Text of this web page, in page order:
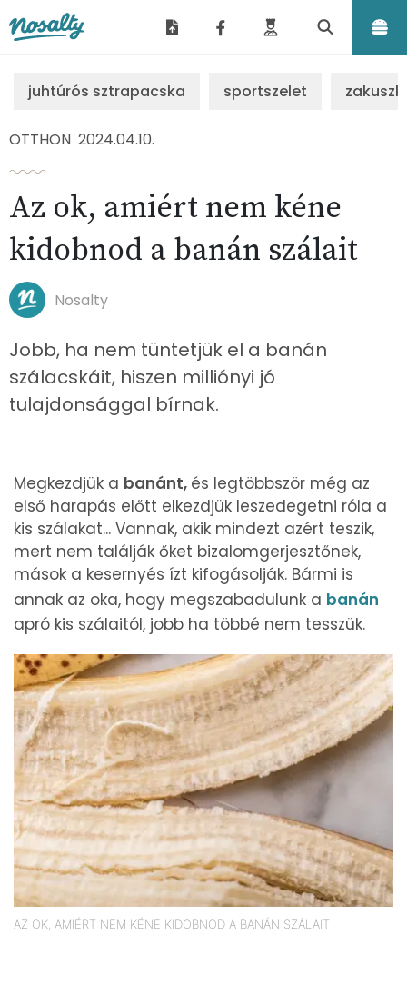
juhtúrós sztrapacska sportszelet
OTTHON 2024.04.10.
Az ok, amiért nem kéne
kidobnod a banán szálait
Nosalty
Jobb, ha nem tüntetjük el a banán
szálacskáit, hiszen milliónyi jó
tulajdonsággal bírnak.
Megkezdjük a banánt, és legtöbbször még az
első harapás előtt elkezdjük leszedegetni róla a
kis szálakat... Vannak, akik mindezt azért teszik,
mert nem találják őket bizalomgerjesztőnek,
mások a kesernyés ízt kifogásolják. Bármi is
annak az oka, hogy megszabadulunk a banán
apró kis szálaitól, jobb ha többé nem tesszük.
AZ OK, AMIÉRT NEM KÉNE KIDOBNOD A BANÁN SZÁLAIT